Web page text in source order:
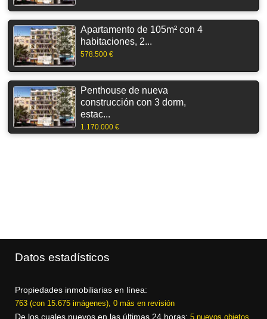
Apartamento de 105m² con 4
habitaciones, 2...
578.500 €
Penthouse de nueva
construcción con 3 dorm,
estac...
1.170.000 €
Datos estadísticos
Propiedades inmobiliarias en línea:
763 (con 15.675 imágenes), 0 más en revisión
De los cuales nuevos en las últimas 24 horas: 5 nuevos objetos